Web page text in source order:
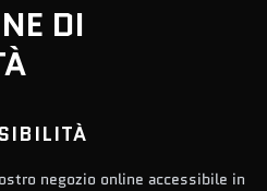
DI
negozio online accessibile in